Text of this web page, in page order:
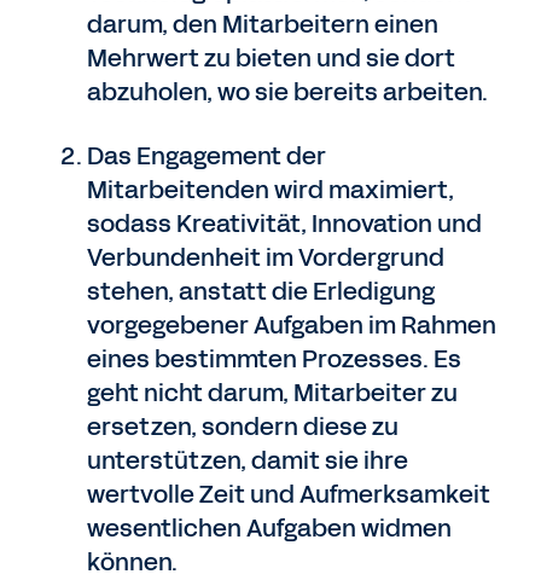
darum, den Mitarbeitern einen
Mehrwert zu bieten und sie dort
abzuholen, wo sie bereits arbeiten.
Das Engagement der
Mitarbeitenden wird maximiert,
sodass Kreativität, Innovation und
Verbundenheit im Vordergrund
stehen, anstatt die Erledigung
vorgegebener Aufgaben im Rahmen
eines bestimmten Prozesses. Es
geht nicht darum, Mitarbeiter zu
ersetzen, sondern diese zu
unterstützen, damit sie ihre
wertvolle Zeit und Aufmerksamkeit
wesentlichen Aufgaben widmen
können.